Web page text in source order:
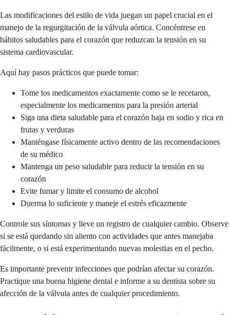
Las modificaciones del estilo de vida juegan un papel crucial en el
manejo de la regurgitación de la válvula aórtica. Concéntrese en
hábitos saludables para el corazón que reduzcan la tensión en su
sistema cardiovascular.
Aquí hay pasos prácticos que puede tomar:
Tome los medicamentos exactamente como se le recetaron,
especialmente los medicamentos para la presión arterial
Siga una dieta saludable para el corazón baja en sodio y rica en
frutas y verduras
Manténgase físicamente activo dentro de las recomendaciones
de su médico
Mantenga un peso saludable para reducir la tensión en su
corazón
Evite fumar y limite el consumo de alcohol
Duerma lo suficiente y maneje el estrés eficazmente
Controle sus síntomas y lleve un registro de cualquier cambio. Observe
si se está quedando sin aliento con actividades que antes manejaba
fácilmente, o si está experimentando nuevas molestias en el pecho.
Es importante prevenir infecciones que podrían afectar su corazón.
Practique una buena higiene dental e informe a su dentista sobre su
afección de la válvula antes de cualquier procedimiento.